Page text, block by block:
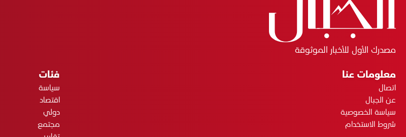
مصدرك الأول للأخبار الموثوقة
معلومات عنا
اتصال
عن الجبال
سياسة الخصوصية
شروط الاستخدام
فئات
سياسة
اقتصاد
دولي
مجتمع